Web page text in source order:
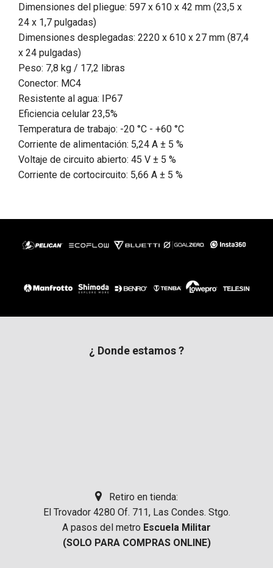
Dimensiones del pliegue: 597 x 610 x 42 mm (23,5 x
24 x 1,7 pulgadas)
Dimensiones desplegadas: 2220 x 610 x 27 mm (87,4
x 24 pulgadas)
Peso: 7,8 kg / 17,2 libras
Conector: MC4
Resistente al agua: IP67
Eficiencia celular 23,5%
Temperatura de trabajo: -20 °C - +60 °C
Corriente de alimentación: 5,24 A ± 5 %
Voltaje de circuito abierto: 45 V ± 5 %
Corriente de cortocircuito: 5,66 A ± 5 %
¿ Donde estamos ?
Retiro en tienda:
El Trovador 4280 Of. 711, Las Condes. Stgo.
A pasos del metro Escuela Militar
(SOLO PARA COMPRAS ONLINE)